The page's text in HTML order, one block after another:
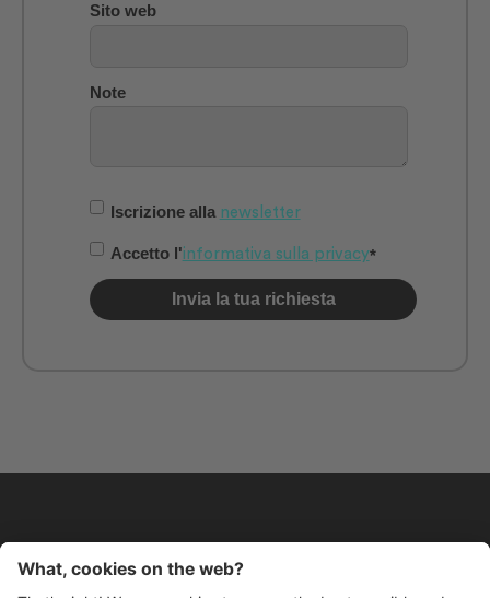
Sito web
Note
Iscrizione alla newsletter
Accetto l'informativa sulla privacy*